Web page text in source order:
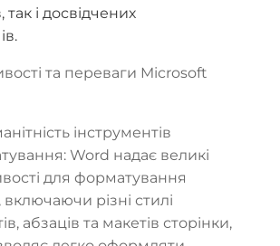
так і досвідчених
та переваги Microsoft
інструментів
Word надає великі
для форматування
включаючи різні стилі
абзаців та макетів сторінки,